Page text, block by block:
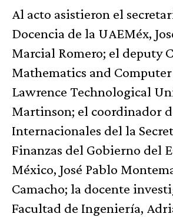
Al acto asistieron el
Docencia de la UAEMéx,
Marcial Romero; el deputy
Mathematics and Computer
Lawrence Technological
Martinson; el coordinador
Internacionales del la
Finanzas del Gobierno del
México, José Pablo
Camacho; la docente
Facultad de Ingeniería,